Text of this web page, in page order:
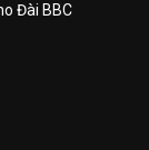
Đài BBC